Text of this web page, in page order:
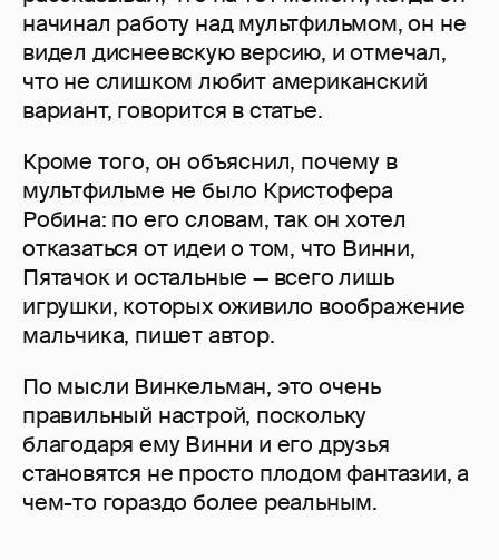
начинал работу над мультфильмом, он не
видел диснеевскую версию, и отмечал,
что не слишком любит американский
вариант, говорится в статье.
Кроме того, он объяснил, почему в
мультфильме не было Кристофера
Робина: по его словам, так он хотел
отказаться от идеи о том, что Винни,
Пятачок и остальные — всего лишь
игрушки, которых оживило воображение
мальчика, пишет автор.
По мысли Винкельман, это очень
правильный настрой, поскольку
благодаря ему Винни и его друзья
становятся не просто плодом фантазии, а
чем-то гораздо более реальным.